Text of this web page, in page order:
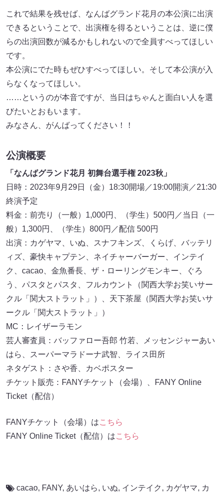
これで結果を残せば、なんばグランド花月の本公演に出演
できるということで、出演権を得るということは、逆に僕
らの出演回数が減るかもしれないので全員すべってほしい
です。
本公演にでた時もぜひすべってほしい。そして本公演が入
らなくなってほしい。
……というのが本音ですが、当日はちゃんと面白い人を選
びたいとおもいます。
みなさん、がんばってください！！
公演概要
「なんばグランド花月 初舞台選手権 2023秋」
日時：2023年9月29日（金）18:30開場／19:00開演／21:30
終演予定
料金：前売り（一般）1,000円、（学生）500円／当日（一
般）1,300円、（学生）800円／配信 500円
出演：カゲヤマ、いぬ、スナフキンズ、くらげ、バッテリ
ィズ、豪快キャプテン、ネイチャーバーガー、インテイ
ク、cacao、金魚番長、ザ・ローリングモンキー、ぐろ
う、パスタとパスタ、フルカウント（関西大学お笑いサー
クル「関大ストラット」）、天下茶屋（関西大学お笑いサ
ークル「関大ストラット」）
MC：レイザーラモン
芸人審査員：バッファロー吾郎 竹若、メッセンジャーあい
はら、スーパーマラドーナ武智、ライス田所
ネタゲスト：さや香、カベポスター
チケット販売：FANYチケット（会場）、FANY Online
Ticket（配信）
FANYチケット（会場）はこちら
FANY Online Ticket（配信）はこちら
cacao, FANY, あいはら, いぬ, インテイク , カゲヤマ, カ